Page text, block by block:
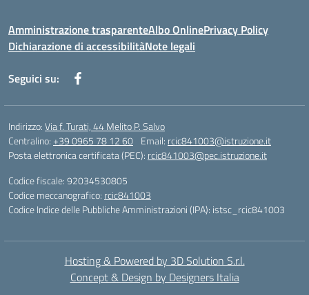
Amministrazione trasparenteAlbo OnlinePrivacy Policy
Dichiarazione di accessibilitàNote legali
Seguici su:
Indirizzo:Via f. Turati, 44 Melito P. Salvo
Centralino:+39 0965 78 12 60 Email: rcic841003@istruzione.it
Posta elettronica certificata (PEC): rcic841003@pec.istruzione.it
Codice fiscale: 92034530805
Codice meccanografico: rcic841003
Codice Indice delle Pubbliche Amministrazioni (IPA): istsc_rcic841003
Hosting & Powered by 3D Solution S.r.l.
Concept & Design by Designers Italia